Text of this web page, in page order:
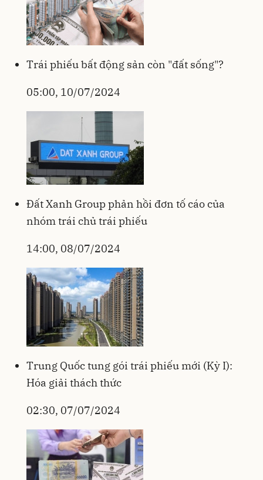
Trái phiếu bất động sản còn "đất sống"?
05:00, 10/07/2024
Đất Xanh Group phản hồi đơn tố cáo của
nhóm trái chủ trái phiếu
14:00, 08/07/2024
Trung Quốc tung gói trái phiếu mới (Kỳ I):
Hóa giải thách thức
02:30, 07/07/2024